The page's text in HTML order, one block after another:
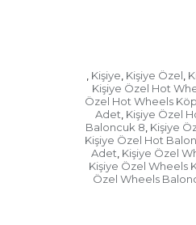
, Kişiye, Kişiye Özel,
Kişiye Özel Hot
Özel Hot Wheels
Adet, Kişiye Özel
Baloncuk 8, Kişiye
Kişiye Özel Hot
Adet, Kişiye Özel
Kişiye Özel Wheels
Özel Wheels